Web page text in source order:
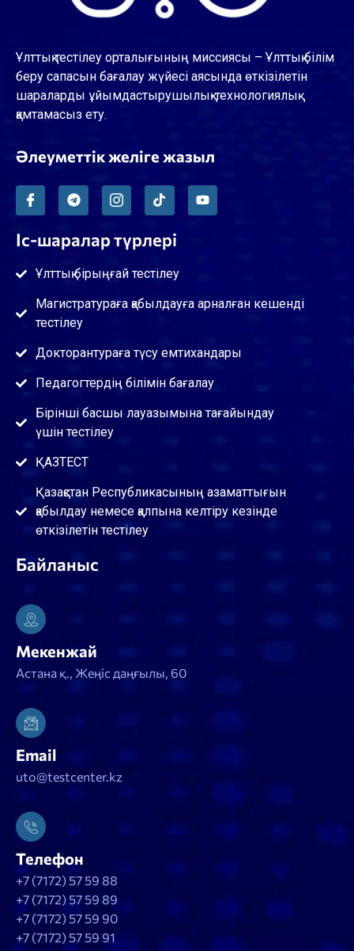
Ұлттық тестілеу орталығының миссиясы – Ұлттық білім
беру сапасын бағалау жүйесі аясында өткізілетін
шараларды ұйымдастырушылық-технологиялық
қамтамасыз ету.
Әлеуметтік желіге жазыл
Іс-шаралар түрлері
Ұлттық бірыңғай тестілеу
Магистратураға қабылдауға арналған кешенді
тестілеу
Докторантураға түсу емтихандары
Педагогтердің білімін бағалау
Бірінші басшы лауазымына тағайындау
үшін тестілеу
ҚАЗТЕСТ
Қазақстан Республикасының азаматтығын
қабылдау немесе қалпына келтіру кезінде
өткізілетін тестілеу
Байланыс
Мекенжай
Астана қ., Жеңіс даңғылы, 60
Email
uto@testcenter.kz
Телефон
+7 (7172) 57 59 88
+7 (7172) 57 59 89
+7 (7172) 57 59 90
+7 (7172) 57 59 91